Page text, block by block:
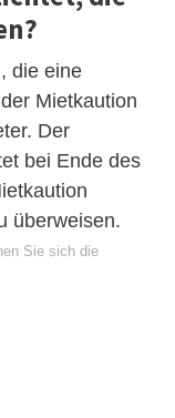
die eine
Mietkaution
Der
bei Ende des
überweisen.
Sie sich die